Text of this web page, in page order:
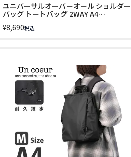
ユニバーサルオーバーオール ショルダー
バッグ トートバッグ 2WAY A4
¥8,690税込